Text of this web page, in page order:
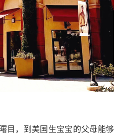
，到美国生宝宝的父母能够